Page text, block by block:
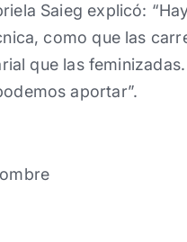
Saieg explicó:
como que las
que las
aportar”.